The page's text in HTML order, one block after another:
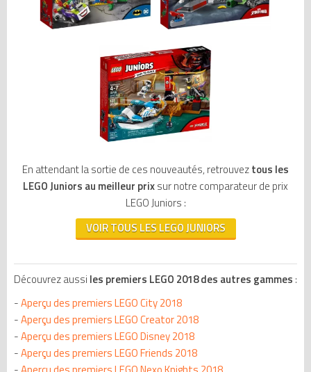
En attendant la sortie de ces nouveautés, retrouveztous les
LEGO Juniors au meilleur prixsur notre comparateur de prix
LEGO Juniors :
VOIR TOUS LES LEGO JUNIORS
Découvrez aussi les premiers LEGO 2018 des autres gammes :
-Aperçu des premiers LEGO City 2018
-Aperçu des premiers LEGO Creator 2018
-Aperçu des premiers LEGO Disney 2018
-Aperçu des premiers LEGO Friends 2018